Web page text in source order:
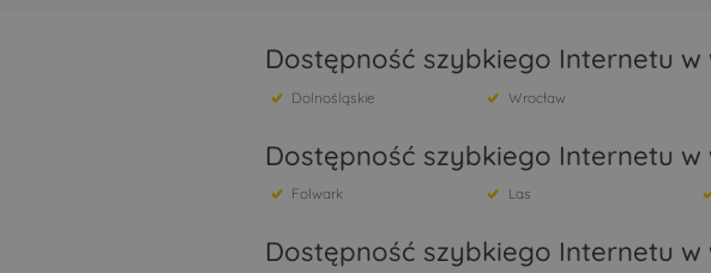
Dostępność szybkiego Internetu
Dolnośląskie Wrocław
Dostępność szybkiego Internetu w
Folwark Las
Dostępność szybkiego Internetu